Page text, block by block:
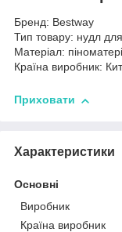
Бренд: Bestway
Тип товару: нудл
Матеріал:
Країна виробник:
Приховати
Характеристики
Основні
Виробник
Країна виробник